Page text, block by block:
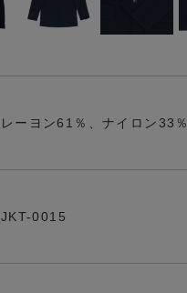
レーヨン61％、ナイロン33
JKT-0015